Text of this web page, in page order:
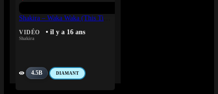
VIDÉO • il y a 16 ans
Shakira
4.5B DIAMANT